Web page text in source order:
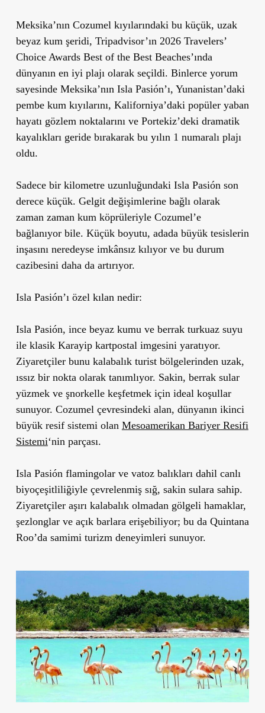
Meksika’nın Cozumel kıyılarındaki bu küçük, uzak
beyaz kum şeridi, Tripadvisor’ın 2026 Travelers’
Choice Awards Best of the Best Beaches’ında
dünyanın en iyi plajı olarak seçildi. Binlerce yorum
sayesinde Meksika’nın Isla Pasión’ı, Yunanistan’daki
pembe kum kıyılarını, Kaliforniya’daki popüler yaban
hayatı gözlem noktalarını ve Portekiz’deki dramatik
kayalıkları geride bırakarak bu yılın 1 numaralı plajı
oldu.
Sadece bir kilometre uzunluğundaki Isla Pasión son
derece küçük. Gelgit değişimlerine bağlı olarak
zaman zaman kum köprüleriyle Cozumel’e
bağlanıyor bile. Küçük boyutu, adada büyük tesislerin
inşasını neredeyse imkânsız kılıyor ve bu durum
cazibesini daha da artırıyor.
Isla Pasión’ı özel kılan nedir:
Isla Pasión, ince beyaz kumu ve berrak turkuaz suyu
ile klasik Karayip kartpostal imgesini yaratıyor.
Ziyaretçiler bunu kalabalık turist bölgelerinden uzak,
ıssız bir nokta olarak tanımlıyor. Sakin, berrak sular
yüzmek ve şnorkelle keşfetmek için ideal koşullar
sunuyor. Cozumel çevresindeki alan, dünyanın ikinci
büyük resif sistemi olan Mesoamerikan Bariyer Resifi
Sistemi‘nin parçası.
Isla Pasión flamingolar ve vatoz balıkları dahil canlı
biyoçeşitliliğiyle çevrelenmiş sığ, sakin sulara sahip.
Ziyaretçiler aşırı kalabalık olmadan gölgeli hamaklar,
şezlonglar ve açık barlara erişebiliyor; bu da Quintana
Roo’da samimi turizm deneyimleri sunuyor.